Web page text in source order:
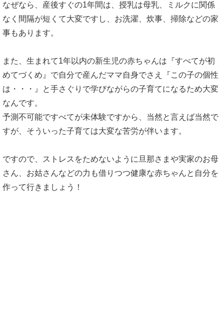
なぜなら、産後すぐの1年間は、授乳は母乳、ミルクに関係
なく間隔が短くて大変ですし、お洗濯、炊事、掃除などの家
事もあります。
また、生まれて1年以内の新生児の赤ちゃんは『すべてが初
めてづくめ』で自分で産んだママ自身でさえ『この子の個性
は・・・』と手さぐりで学びながらの子育てになるため大変
なんです。
予測不可能ですべてが未体験ですから、当然と言えば当然で
すが、そういった子育ては大変な苦労が伴います。
ですので、ストレスをためないように旦那さまや実家のお母
さん、お姑さんなどの力も借りつつ健康な赤ちゃんと自分を
作って行きましょう！